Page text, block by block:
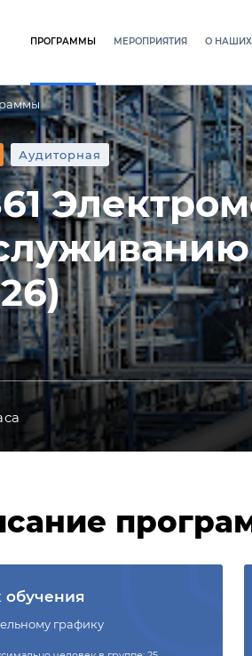
ПРОГРАММЫ МЕРОПРИЯТИЯ О НАШИХ
Аудиторная
обучения
графику